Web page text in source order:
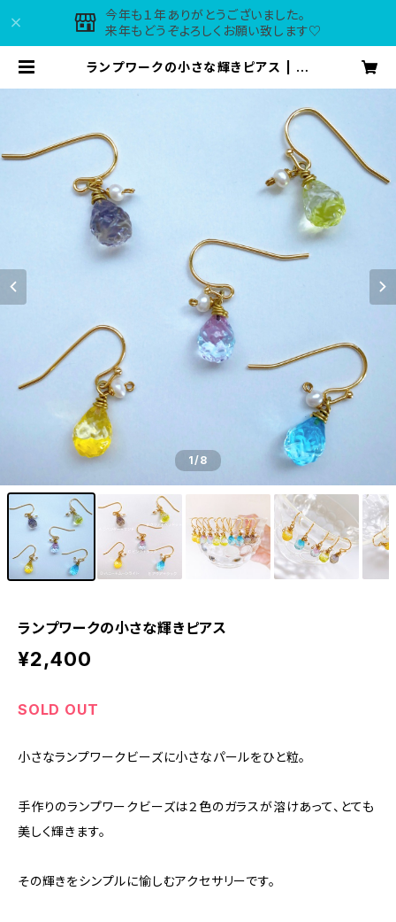
今年も１年ありがとうございました。
来年もどうぞよろしくお願い致します♡
ランプワークの小さな輝きピアス | m
1/8
ランプワークの小さな輝きピアス
¥2,400
SOLD OUT
小さなランプワークビーズに小さなパールをひと粒。
手作りのランプワークビーズは２色のガラスが溶けあって、とても
美しく輝きます。
その輝きをシンプルに愉しむアクセサリーです。